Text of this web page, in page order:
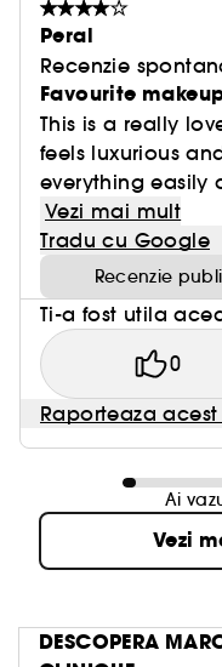
Peral
Recenzie
Favourite
This is a really
feels luxurious
everything easily
Vezi mai mult
Tradu cu Google
Recenzie
Ti-a fost utila
0
Raporteaza
Ai
Vezi
DESCOPERA